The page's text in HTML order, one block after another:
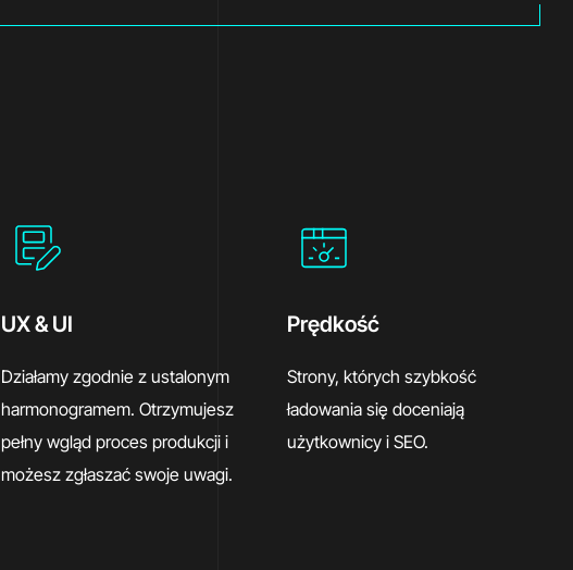
UX & UI
Działamy zgodnie z ustalonym
harmonogramem. Otrzymujesz
pełny wgląd proces produkcji i
możesz zgłaszać swoje uwagi.
Prędkość
Strony, których szybkość
ładowania się doceniają
użytkownicy i SEO.